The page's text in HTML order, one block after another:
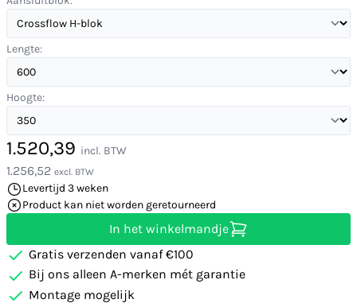
Lengte:
Hoogte:
1.520,39 incl. BTW
1.256,52 excl. BTW
Levertijd 3 weken
Product kan niet worden geretourneerd
In het winkelmandje
Gratis verzenden vanaf €100
Bij ons alleen A-merken mét garantie
Montage mogelijk